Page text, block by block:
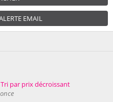
EMAIL
Tri par prix décroissant